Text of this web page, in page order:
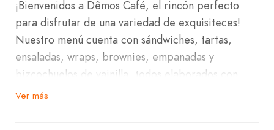
¡Bienvenidos a Dêmos Café, el rincón perfecto
para disfrutar de una variedad de exquisiteces!
Nuestro menú cuenta con sándwiches, tartas,
ensaladas, wraps, brownies, empanadas y
bizcochuelos de vainilla, todos elaborados con
ingredientes frescos y de alta calidad.
Ver más